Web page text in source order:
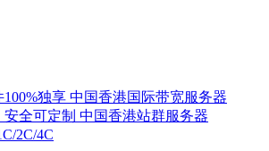
独享 中国香港国际带宽服务器
全可定制 中国香港站群服务器
2C/4C